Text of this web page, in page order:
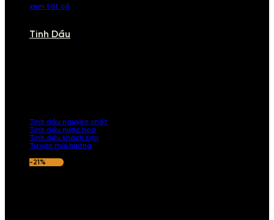
xem tất cả
Tinh Dầu
Tinh dầu nguyên chất
Tinh dầu nước hoa
Tinh dầu khách sạn
Tư vấn mùi hương
-21%